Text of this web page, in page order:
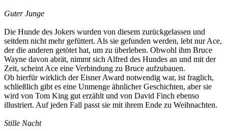
Guter Junge
Die Hunde des Jokers wurden von diesem zurückgelassen und
seitdem nicht mehr gefüttert. Als sie gefunden werden, lebt nur Ace,
der die anderen getötet hat, um zu überleben. Obwohl ihm Bruce
Wayne davon abrät, nimmt sich Alfred des Hundes an und mit der
Zeit, scheint Ace eine Verbindung zu Bruce aufzubauen.
Ob hierfür wirklich der Eisner Award notwendig war, ist fraglich,
schließlich gibt es eine Unmenge ähnlicher Geschichten, aber sie
wird von Tom King gut erzählt und von David Finch ebenso
illustriert. Auf jeden Fall passt sie mit ihrem Ende zu Weihnachten.
Stille Nacht